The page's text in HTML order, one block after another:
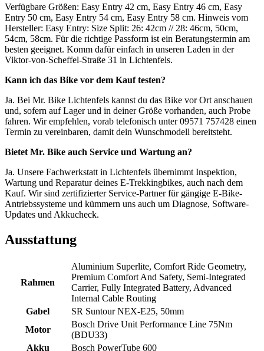
Verfügbare Größen: Easy Entry 42 cm, Easy Entry 46 cm, Easy
Entry 50 cm, Easy Entry 54 cm, Easy Entry 58 cm. Hinweis vom
Hersteller: Easy Entry: Size Split: 26: 42cm // 28: 46cm, 50cm,
54cm, 58cm. Für die richtige Passform ist ein Beratungstermin am
besten geeignet. Komm dafür einfach in unseren Laden in der
Viktor-von-Scheffel-Straße 31 in Lichtenfels.
Kann ich das Bike vor dem Kauf testen?
Ja. Bei Mr. Bike Lichtenfels kannst du das Bike vor Ort anschauen
und, sofern auf Lager und in deiner Größe vorhanden, auch Probe
fahren. Wir empfehlen, vorab telefonisch unter 09571 757428 einen
Termin zu vereinbaren, damit dein Wunschmodell bereitsteht.
Bietet Mr. Bike auch Service und Wartung an?
Ja. Unsere Fachwerkstatt in Lichtenfels übernimmt Inspektion,
Wartung und Reparatur deines E-Trekkingbikes, auch nach dem
Kauf. Wir sind zertifizierter Service-Partner für gängige E-Bike-
Antriebssysteme und kümmern uns auch um Diagnose, Software-
Updates und Akkucheck.
Ausstattung
Rahmen
Aluminium Superlite, Comfort Ride Geometry,
Premium Comfort And Safety, Semi-Integrated
Carrier, Fully Integrated Battery, Advanced
Internal Cable Routing
Gabel
SR Suntour NEX-E25, 50mm
Motor
Bosch Drive Unit Performance Line 75Nm
(BDU33)
Akku
Bosch PowerTube 600